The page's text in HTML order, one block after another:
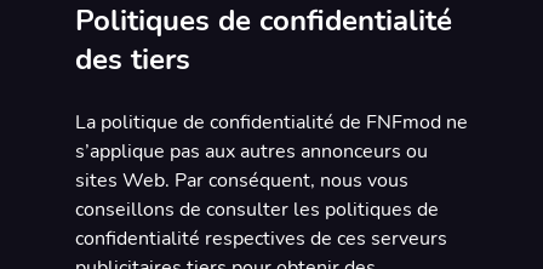
Politiques de confidentialité
des tiers
La politique de confidentialité de FNFmod ne
s’applique pas aux autres annonceurs ou
sites Web. Par conséquent, nous vous
conseillons de consulter les politiques de
confidentialité respectives de ces serveurs